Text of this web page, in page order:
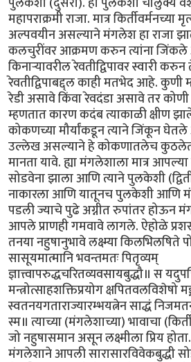
महापराक्रमी राजा. मात्र
अल्पवयीन असल्याने मंगलेश हा राजा
कलचुरींवर आक्रमण करुन त्यांना जिंकले
किनार्‍यावरील रेवतीद्विपावर स्वारी
रेवतीद्विपाबद्द्ल काही मतभेद आहे.
रेडी असावे किंवा रेवदंडा असावे तर
म्हणतात कारण कदंब त्याकाळी क्षीण झाले
कोकणच्या मौर्यांकडून त्याने जिंकून
उल्लेख असल्याने हे कोकणातलेच
मानता यावे. ह्या मंगलेशाला मात्र
सोडवेना झाला आणि त्याने पुलकेशी
नाकारला आणि यातूनच पुलकेशी आणि
पडली ज्याचे पुढे अग्नीत रुपांतर होऊन
आपले प्राणही गमवावे लागले. ऐहोळे
तनया नहुषानुभावे लक्ष्म्या किलभिलषिते
सासूयमात्मानि भवन्तमतः पितृव्यम्
ज्ञात्त्वापरुद्धचरितव्यवसायबुद्धौ॥ स
मन्त्रोत्साहशक्तिप्रयोग क्षपितवलविशेषो
स्वतनयगताराज्यारम्भयत्नेन साद्धं
स्म॥ त्याच्या (मंगलेशाच्या) भावाचा
जो नहुषासमान असून लक्ष्मीला प्रिय
मंगलेशाने आपली सारासारविवेकबुद्धी